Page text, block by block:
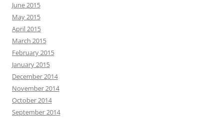
June 2015
May 2015
April 2015
March 2015
February 2015
January 2015
December 2014
November 2014
October 2014
September 2014